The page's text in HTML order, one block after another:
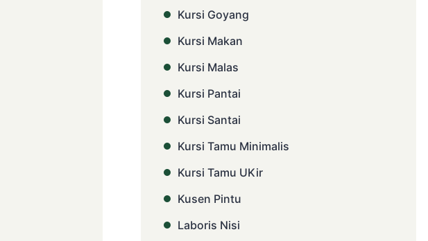
Kursi Goyang
Kursi Makan
Kursi Malas
Kursi Pantai
Kursi Santai
Kursi Tamu Minimalis
Kursi Tamu UKir
Kusen Pintu
Laboris Nisi